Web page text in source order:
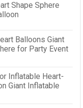
Shape Sphere
Balloons Giant
for Party Event
Inflatable Heart-
Giant Inflatable